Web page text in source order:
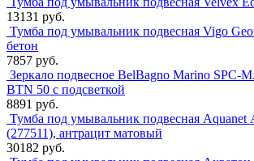
13131 руб.
Тумба под умывальник подвесная Vigo
бетон
7857 руб.
Зеркало подвесное BelBagno Marino SPC-
BTN 50 с подсветкой
8891 руб.
Тумба под умывальник подвесная Aquanet
(277511), антрацит матовый
30182 руб.